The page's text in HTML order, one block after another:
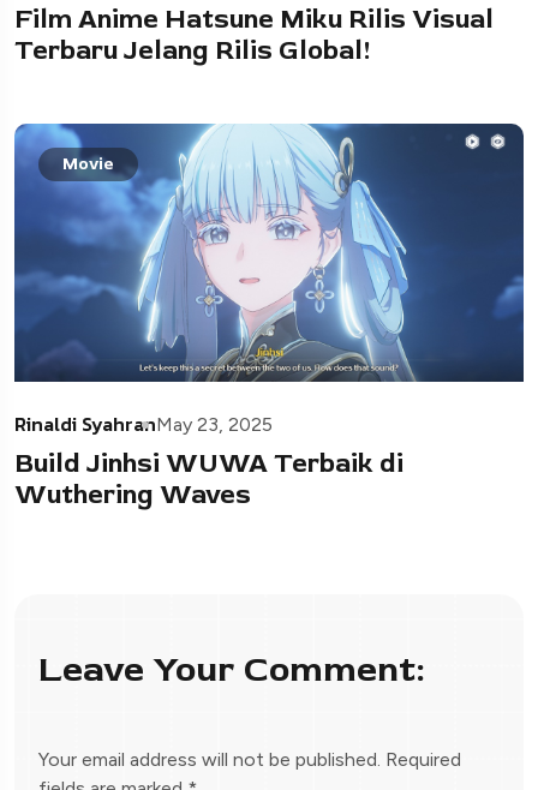
Film Anime Hatsune Miku Rilis Visual
Terbaru Jelang Rilis Global!
Movie
Rinaldi SyahranMay 23, 2025
Build Jinhsi WUWA Terbaik di
Wuthering Waves
Leave Your Comment:
Your email address will not be published. Required